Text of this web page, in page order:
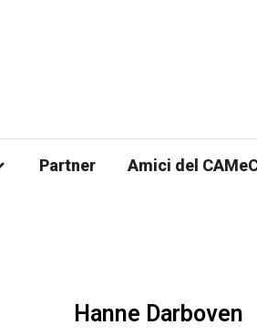
Partner
Amici del
Hanne Darboven